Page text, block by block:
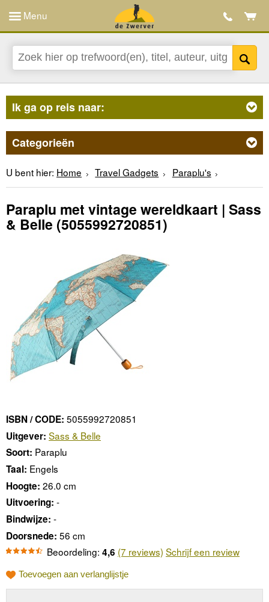
Menu
Ik ga op reis naar:
Categorieën
U bent hier: Home Travel Gadgets Paraplu's
Paraplu met vintage wereldkaart | Sass
& Belle (5055992720851)
ISBN / CODE: 5055992720851
Uitgever: Sass & Belle
Soort: Paraplu
Taal: Engels
Hoogte: 26.0 cm
Uitvoering: -
Bindwijze: -
Doorsnede: 56 cm
Beoordeling: 4,6 (7 reviews) Schrijf een review
Toevoegen aan verlanglijstje